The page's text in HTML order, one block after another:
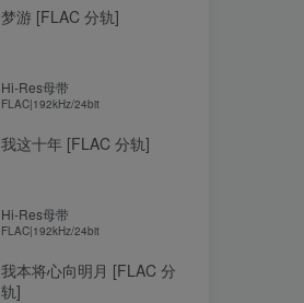
梦游 [FLAC 分轨]
Hi-Res母带
FLAC|192kHz/24bit
我这十年 [FLAC 分轨]
Hi-Res母带
FLAC|192kHz/24bit
我本将心向明月 [FLAC 分
轨]